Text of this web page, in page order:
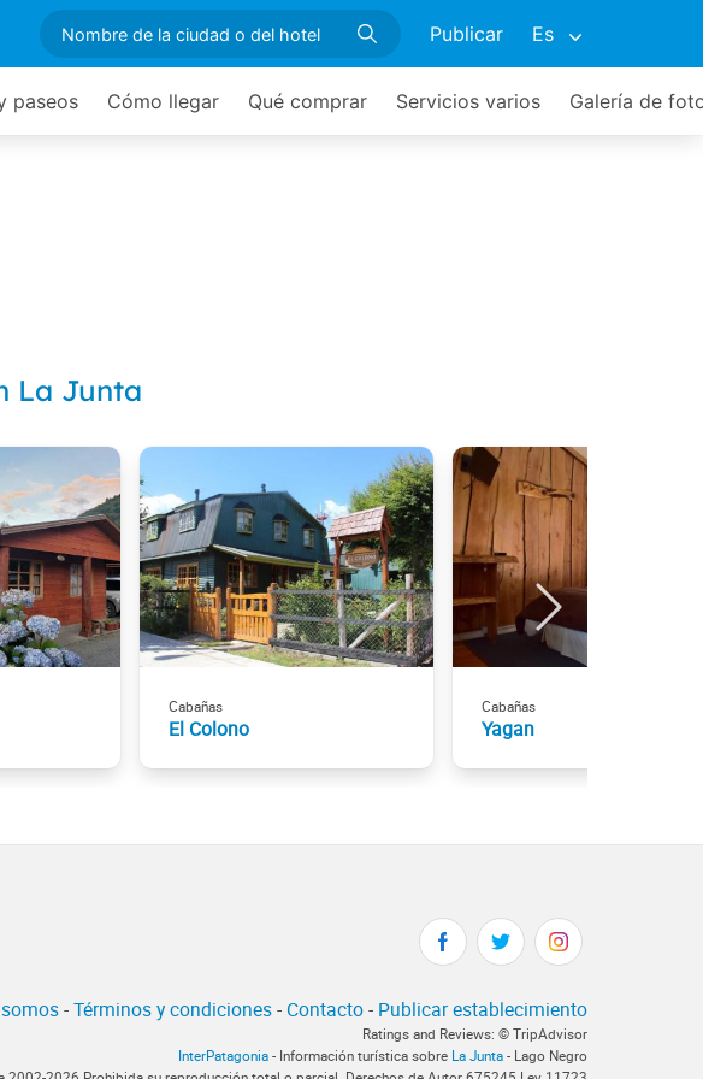
Publicar Es
paseos Cómo llegar Qué comprar Servicios varios Galería de
La Junta
Cabañas
El Colono
Cabañas
Yagan
-Términos y condiciones- Contacto- Publicar establecimiento
Ratings and Reviews: © TripAdvisor
InterPatagonia - Información turística sobre La Junta - Lago Negro